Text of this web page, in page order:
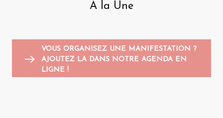
À la Une
VOUS ORGANISEZ UNE MANIFESTATION ?
AJOUTEZ LA DANS NOTRE AGENDA EN
LIGNE !